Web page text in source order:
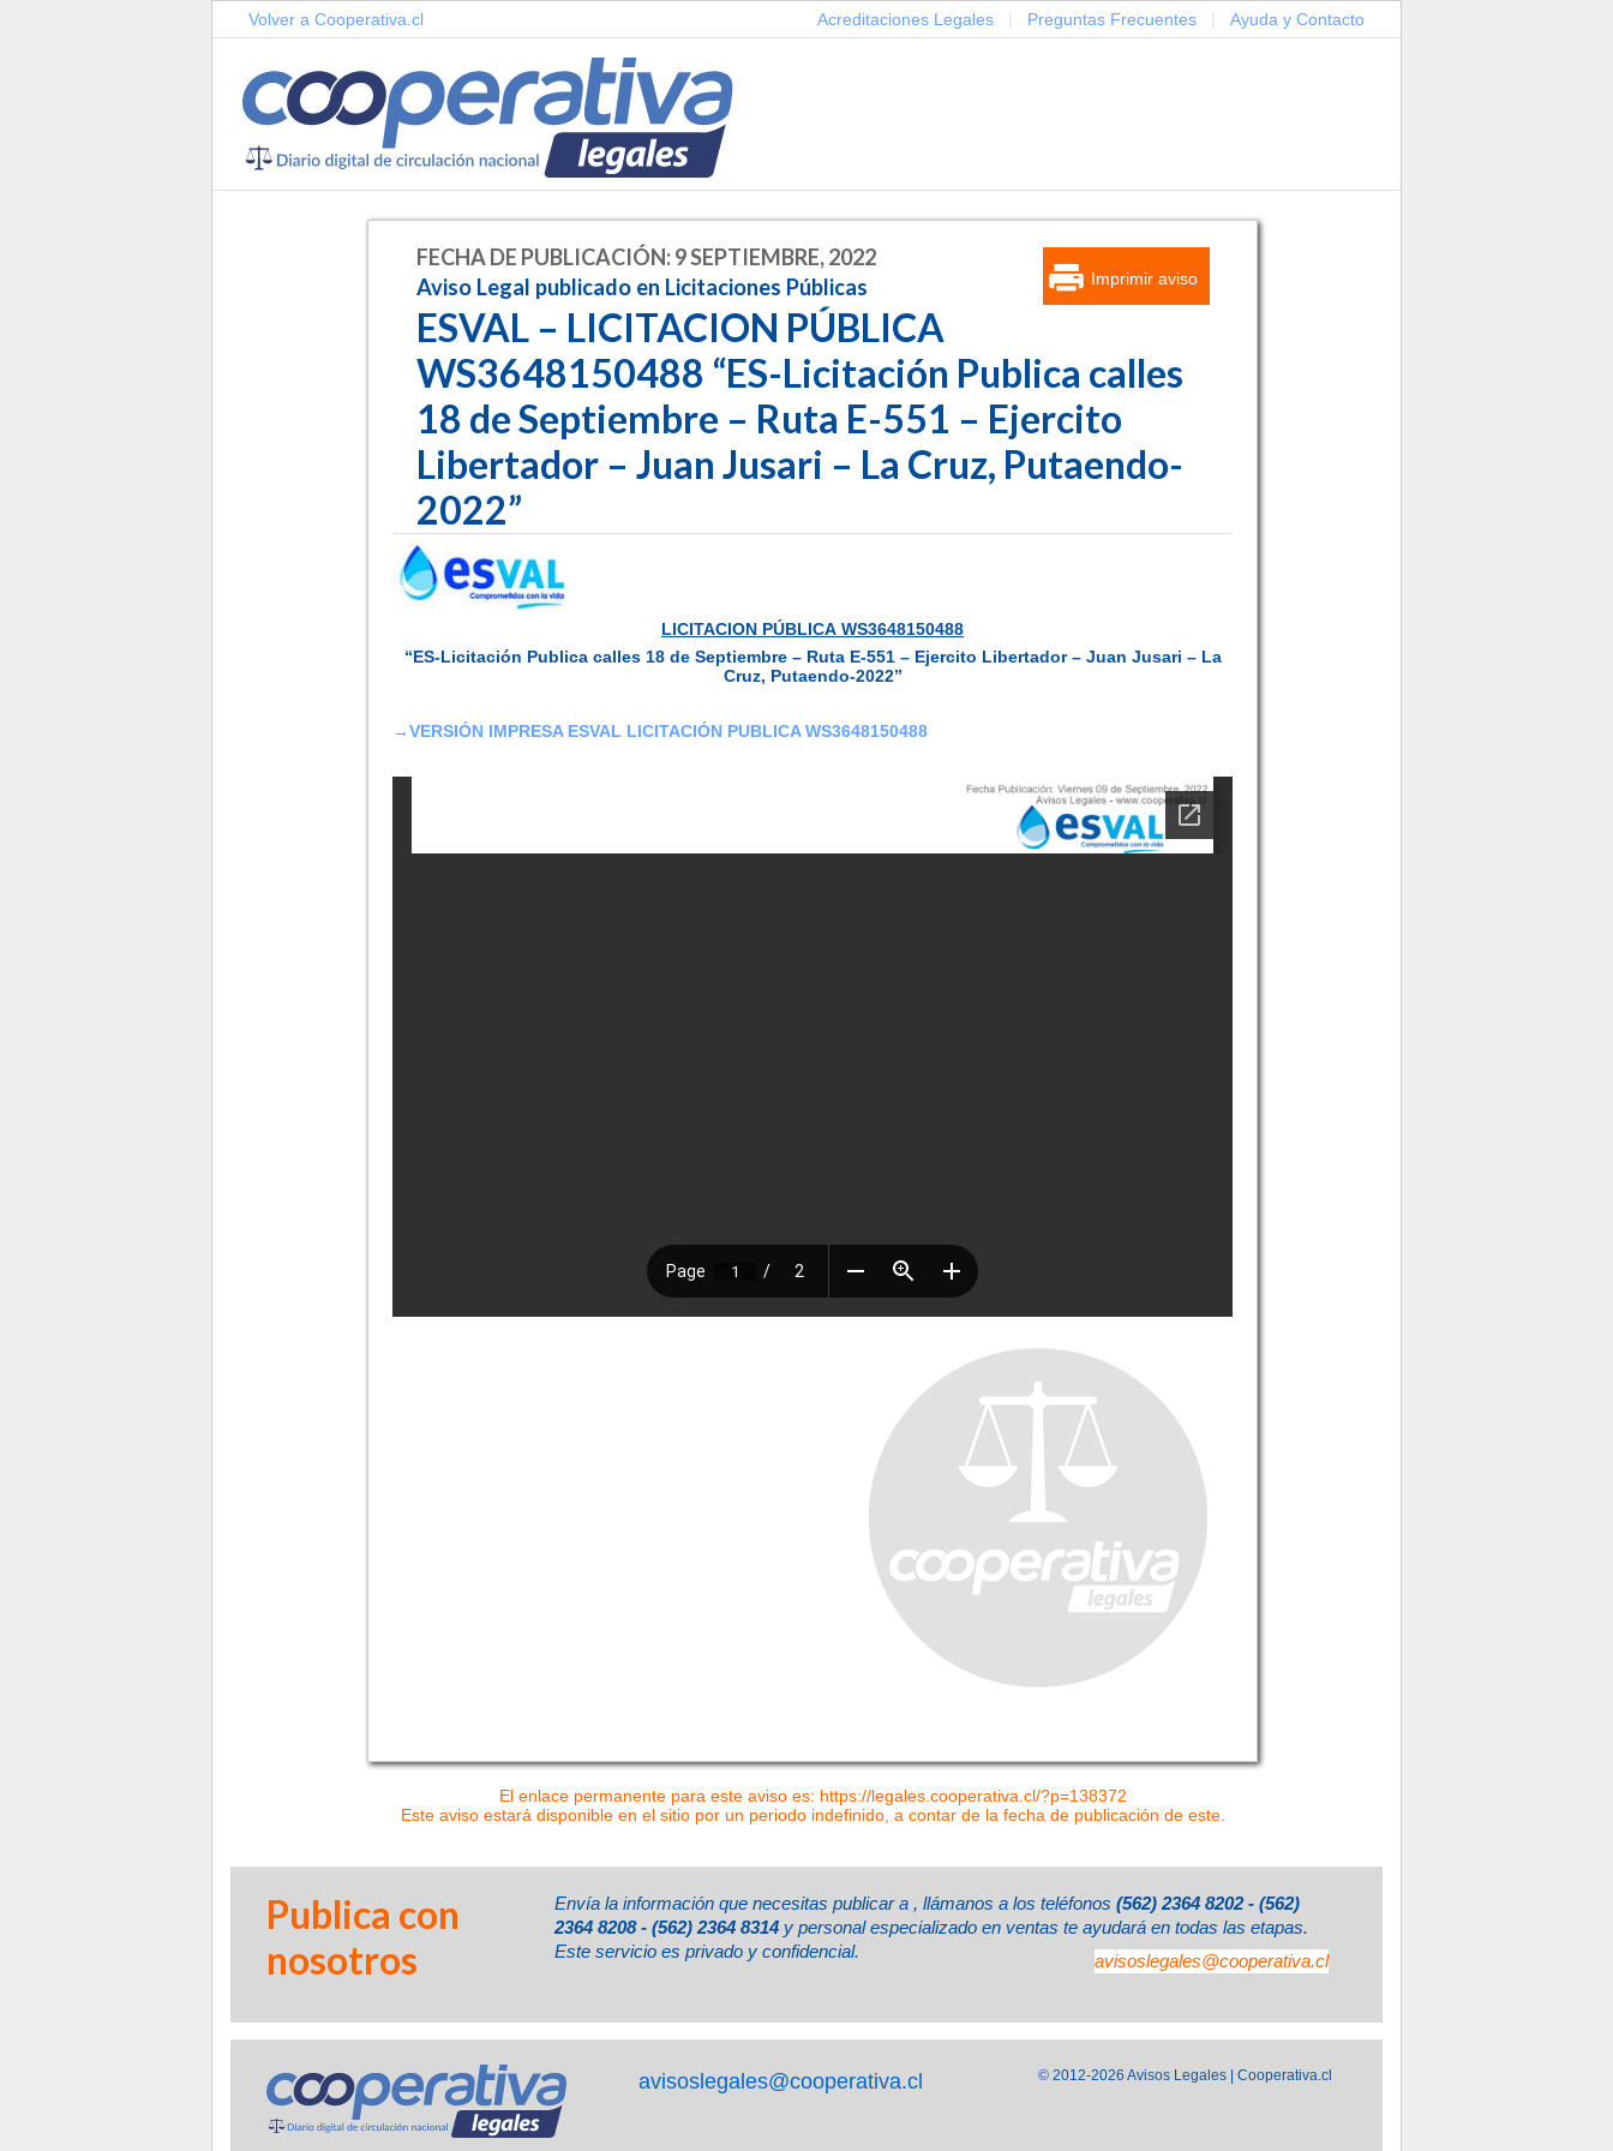
Volver a Cooperativa.cl Acreditaciones Legales Preguntas Frecuentes Ayuda y Contacto
Imprimir aviso
FECHA DE PUBLICACIÓN: 9 SEPTIEMBRE, 2022
Aviso Legal publicado en Licitaciones Públicas
ESVAL – LICITACION PÚBLICA
WS3648150488 “ES-Licitación Publica calles
18 de Septiembre – Ruta E-551 – Ejercito
Libertador – Juan Jusari – La Cruz, Putaendo-
2022”
LICITACION PÚBLICA WS3648150488
“ES-Licitación Publica calles 18 de Septiembre – Ruta E-551 – Ejercito Libertador – Juan Jusari – La
Cruz, Putaendo-2022”
→VERSIÓN IMPRESA ESVAL LICITACIÓN PUBLICA WS3648150488
El enlace permanente para este aviso es: https://legales.cooperativa.cl/?p=138372
Este aviso estará disponible en el sitio por un periodo indefinido, a contar de la fecha de publicación de este.
Publica con
nosotros
Envía la información que necesitas publicar a
avisoslegales@cooperativa.cl
, llámanos a los teléfonos (562) 2364 8202 - (562)
2364 8208 - (562) 2364 8314 y personal especializado en ventas te ayudará en todas las etapas.
Este servicio es privado y confidencial.
avisoslegales@cooperativa.cl © 2012-2026 Avisos Legales | Cooperativa.cl